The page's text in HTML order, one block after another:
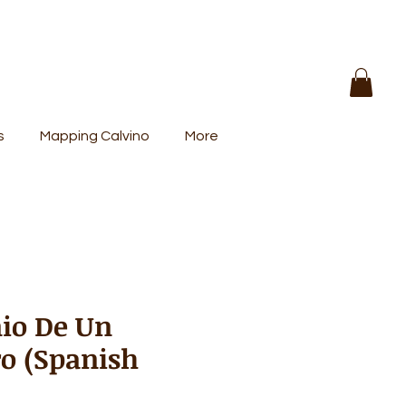
Mapping Calvino More
De Un
(Spanish